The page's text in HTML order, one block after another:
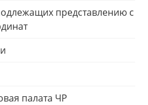
представлению с
палата ЧР